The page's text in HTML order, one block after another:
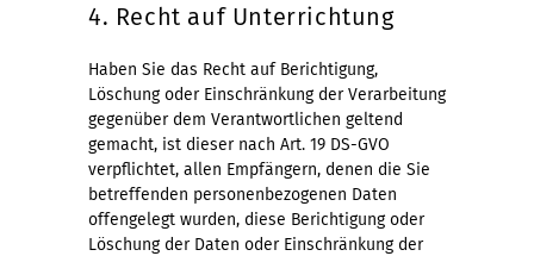
4. Recht auf Unterrichtung
Haben Sie das Recht auf Berichtigung,
Löschung oder Einschränkung der Verarbeitung
gegenüber dem Verantwortlichen geltend
gemacht, ist dieser nach Art. 19 DS-GVO
verpflichtet, allen Empfängern, denen die Sie
betreffenden personenbezogenen Daten
offengelegt wurden, diese Berichtigung oder
Löschung der Daten oder Einschränkung der